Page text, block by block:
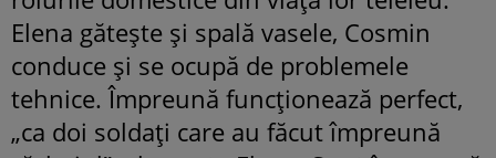
Elena gătește și spală vasele, Cosmin
conduce și se ocupă de problemele
tehnice. Împreună funcționează perfect,
„ca doi soldați care au făcut împreună